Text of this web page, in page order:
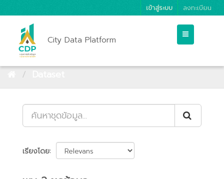
เข้าสู่ระบบ ลงทะเบียน
City Data Platform
เรียงโดย